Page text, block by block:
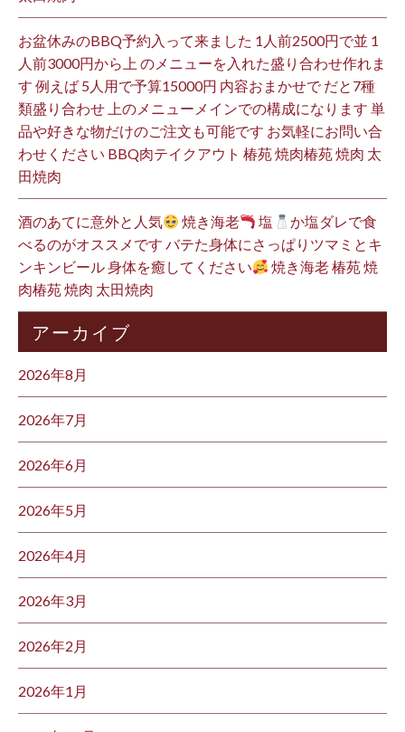
お盆休みのBBQ予約入って来ました 1人前2500円で並 1
人前3000円から上 のメニューを入れた盛り合わせ作れま
す 例えば 5人用で予算15000円 内容おまかせで だと7種
類盛り合わせ 上のメニューメインでの構成になります 単
品や好きな物だけのご注文も可能です お気軽にお問い合
わせください BBQ肉テイクアウト 椿苑 焼肉椿苑 焼肉 太
田焼肉
酒のあてに意外と人気 焼き海老 塩
か塩ダレで食
べるのがオススメです バテた身体にさっぱりツマミとキ
ンキンビール 身体を癒してください
焼き海老 椿苑 焼
肉椿苑 焼肉 太田焼肉
アーカイブ
2026年8月
2026年7月
2026年6月
2026年5月
2026年4月
2026年3月
2026年2月
2026年1月